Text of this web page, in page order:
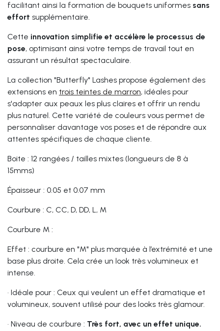
facilitant ainsi la formation de bouquets uniformes sans
effort supplémentaire.
Cette innovation simplifie et accélère le processus de
pose, optimisant ainsi votre temps de travail tout en
assurant un résultat spectaculaire.
La collection "Butterfly" Lashes propose également des
extensions en trois teintes de marron, idéales pour
s'adapter aux peaux les plus claires et offrir un rendu
plus naturel. Cette variété de couleurs vous permet de
personnaliser davantage vos poses et de répondre aux
attentes spécifiques de chaque cliente.
Boite : 12 rangées / tailles mixtes (longueurs de 8 à
15mms)
Épaisseur : 0.05 et 0.07 mm
Courbure : C, CC, D, DD, L, M
Courbure M :
Effet : courbure en "M" plus marquée à l’extrémité et une
base plus droite. Cela crée un look très volumineux et
intense.
• Idéale pour : Ceux qui veulent un effet dramatique et
volumineux, souvent utilisé pour des looks très glamour.
• Niveau de courbure : Très fort, avec un effet unique.